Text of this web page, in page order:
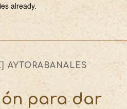
already.
AYTORABANALES
para dar